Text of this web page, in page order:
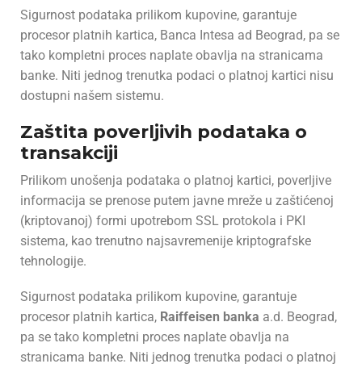
Sigurnost podataka prilikom kupovine, garantuje
procesor platnih kartica, Banca Intesa ad Beograd, pa se
tako kompletni proces naplate obavlja na stranicama
banke. Niti jednog trenutka podaci o platnoj kartici nisu
dostupni našem sistemu.
Zaštita poverljivih podataka o
transakciji
Prilikom unošenja podataka o platnoj kartici, poverljive
informacija se prenose putem javne mreže u zaštićenoj
(kriptovanoj) formi upotrebom SSL protokola i PKI
sistema, kao trenutno najsavremenije kriptografske
tehnologije.
Sigurnost podataka prilikom kupovine, garantuje
procesor platnih kartica, Raiffeisen banka a.d. Beograd,
pa se tako kompletni proces naplate obavlja na
stranicama banke. Niti jednog trenutka podaci o platnoj